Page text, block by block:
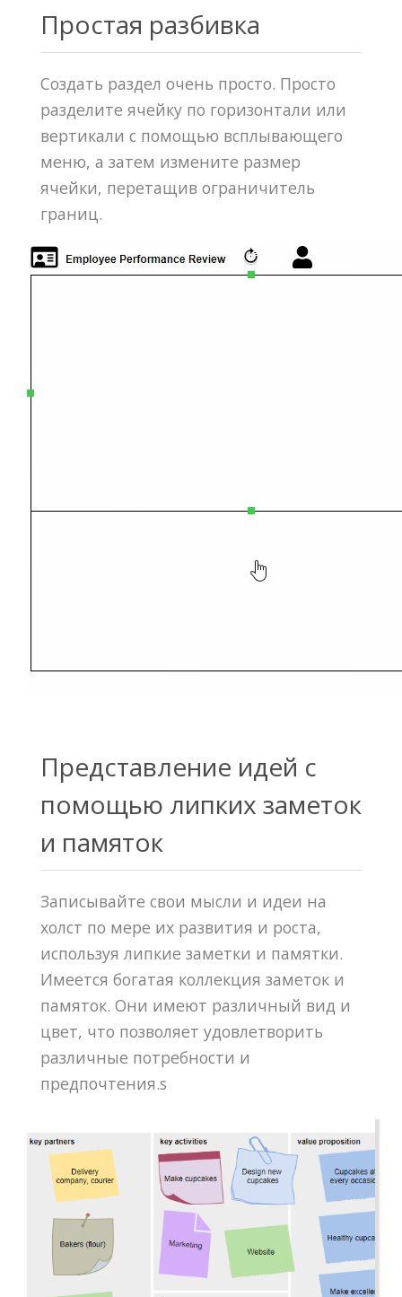
Простая разбивка
Создать раздел очень просто. Просто
разделите ячейку по горизонтали или
вертикали с помощью всплывающего
меню, а затем измените размер
ячейки, перетащив ограничитель
границ.
Представление идей с
помощью липких заметок
и памяток
Записывайте свои мысли и идеи на
холст по мере их развития и роста,
используя липкие заметки и памятки.
Имеется богатая коллекция заметок и
памяток. Они имеют различный вид и
цвет, что позволяет удовлетворить
различные потребности и
предпочтения.s